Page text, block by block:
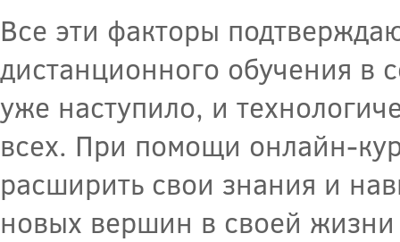
Все эти факторы
дистанционного обучения в
уже наступило, и
всех. При помощи онлайн-
расширить свои знания и
новых вершин в своей жизни